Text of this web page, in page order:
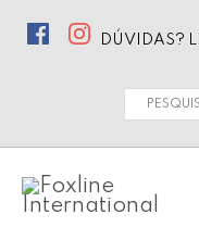
DÚVIDAS?